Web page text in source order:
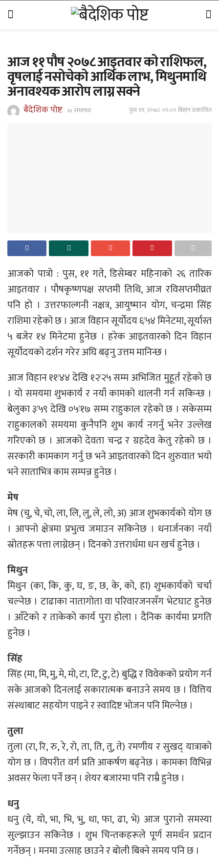
आज ११ पौष २०७८ आइतवार को राशिफल,
वृषलाई नसोचेको आर्थिक लाभ, मिथुनमाथि
अनावश्यक आरोप लाग्न सक्ने
बैदेशिक पोष्ट inसमाचार पुस ११, २०७८ ०९;०० बिहान प्रकाशित
आजको पात्रो : पुस, ११ गते, डिसेम्बर महिनाको २६ तारिक
आइतवार । पौषकृष्णपक्ष सप्तमी तिथि, आज रविसप्तमीव्रत
पनि हो । उत्तरफाल्गनी नक्षत्र, आयुष्मान योग, चन्द्रमा सिंह
राशिमा रहेको छ । आज विहान सूर्योदय ६ः५४ मिनेटमा, सूर्यास्त
५ बजेर १४ मिनेटमा हुनेछ । हरेक आइतवारको दिन विहान
सूर्योदयको दर्शन गरेर अघि बढ्नु उत्तम मानिन्छ ।
आज विहान ११ः४४ देखि १२ः२५ सम्म अभिजित मुहूर्त रहेको छ
। यो समयमा शुभकार्य र नयाँ कामको थालनी गर्न सकिन्छ ।
बेलुका ३ः५९ देखि ०५ः१७ सम्म राहुकाल रहेको छ । सकेसम्म
राहुकालको समयमा कुनैपनि शुभ कार्य नगर्नु भनेर उल्लेख
गरिएको छ । आजको देवता चन्द्र र ग्रहदेव केतु रहेको छ ।
सरकारी कामकाग गर्नु छ भने आइतवारको दिन शुरुवात भयो
भने साताभित्र काम सम्पन्न हुनेछ ।
मेष
मेष (चु, चे, चो, ला, लि, लु, ले, लो, अ) आज शुभकार्यको योग छ
। आफ्नो क्षेत्रमा प्रभुत्व जमाउन सकिनेछ । धनार्जनका नयाँ
स्रोतहरू पत्ता लाग्नेछन् । दिनको उत्तरार्धमा धन खर्च हुनेछ ।
मिथुन
मिथुन (का, कि, कु, घ, ङ, छ, के, को, हा) शुभकार्यको चर्चा
चल्नेछ । टाढाका नातागोता वा परिवारजनसँग भेटघाट हुनेछ
। आँटेको र ताकेको कार्य पुरा होला । दैनिक कार्यमा प्रगति
हुनेछ ।
सिंह
सिंह (मा, मि, मु, मे, मो, टा, टि, टु, टे) बुद्धि र विवेकको प्रयोग गर्न
सके आजको दिनलाई सकारात्मक बनाउने समय छ । वित्तिय
संस्थाबाट सहयोग पाइने र स्वादिष्ट भोजन पनि मिल्नेछ ।
तुला
तुला (रा, रि, रु, रे, रो, ता, ति, तु, ते) रमणीय र सुखद् यात्राको
योग छ । विपरीत वर्ग प्रति आकर्षण बढ्नेछ । कामका विभिन्न
अवसर फेला पर्ने छन् । शेयर बजारमा पनि राम्रै हुनेछ ।
धनु
धनु (ये, यो, भा, भि, भु, धा, फा, ढा, भे) आज पुरानो समस्या
सुल्झाउन सकिनेछ । शुभ चिन्तकहरूले पूर्ण समर्थन प्रदान
गर्नेछन् । मनमा उत्साह छाउने र बोली बिक्ने समय पनि छ ।